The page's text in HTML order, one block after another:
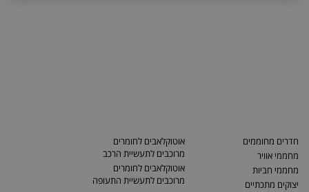
חדרים מחוממים
מחממי אוויר
מחממי חביות
יצוקים מתכתיים
אוטוקלאבים לחומרים
מרוכבים לתעשיית הרכב
אוטוקלאבים לחומרים
מרוכבים לתעשיית התעופה